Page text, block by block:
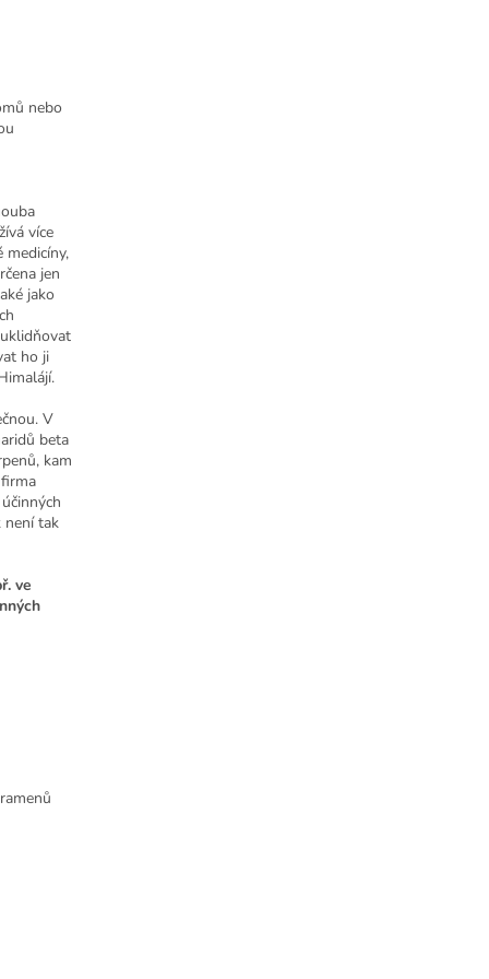
nebo
více
medicíny,
jen
jako
ho ji
V
beta
kam
není tak
ve